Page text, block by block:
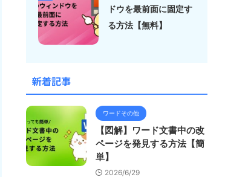
ドウを最前面に固定す
る方法【無料】
新着記事
ワードその他
【図解】ワード文書中の改
ページを発見する方法【簡
単】
2026/6/29